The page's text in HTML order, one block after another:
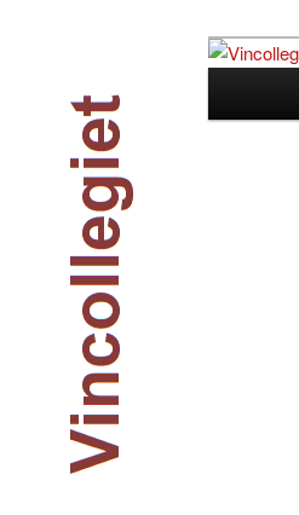
primärt
innehåll
sekundärt
innehåll